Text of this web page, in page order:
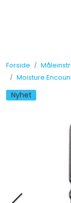
Forside
Moisture
Nyhet
Maskiner